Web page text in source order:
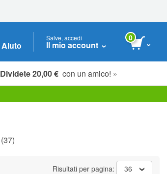
Aiuto
Salve, accedi
Il mio account
0
Dividete 20,00 € con un amico! »
(37)
Risultati per pagina: 36